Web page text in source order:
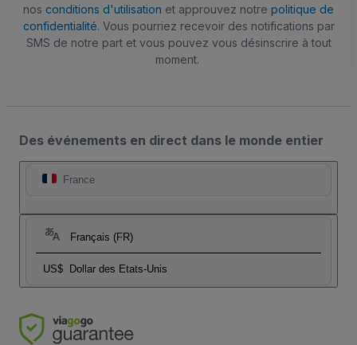
nos conditions d'utilisation et approuvez notre politique de
confidentialité. Vous pourriez recevoir des notifications par
SMS de notre part et vous pouvez vous désinscrire à tout
moment.
Des événements en direct dans le monde entier
France
Français (FR)
US$ Dollar des Etats-Unis